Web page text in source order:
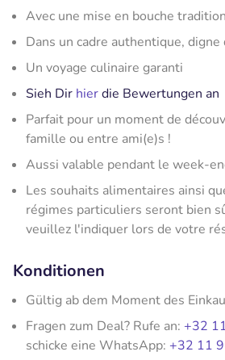
Avec une mise en bouche
Dans un cadre authentique,
Un voyage culinaire garanti
Sieh Dir hierdie Bewertungen an
Parfait pour un moment de
famille ou entre ami(e)s !
Aussi valable pendant le week-
Les souhaits alimentaires ainsi
régimes particuliers seront bien
veuillez l'indiquer lors de votre
Konditionen
Gültig ab dem Moment des
Fragen zum Deal? Rufe an: +32
schicke eine WhatsApp: +32 11